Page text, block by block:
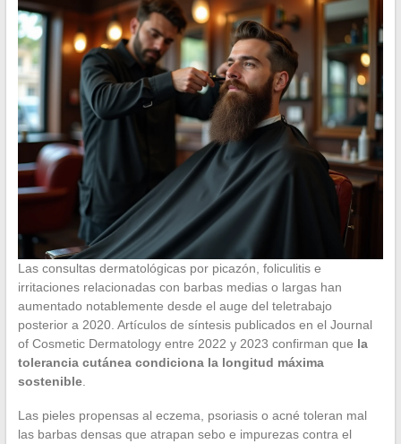
Las consultas dermatológicas por picazón, foliculitis e
irritaciones relacionadas con barbas medias o largas han
aumentado notablemente desde el auge del teletrabajo
posterior a 2020. Artículos de síntesis publicados en el Journal
of Cosmetic Dermatology entre 2022 y 2023 confirman que la
tolerancia cutánea condiciona la longitud máxima
sostenible.
Las pieles propensas al eczema, psoriasis o acné toleran mal
las barbas densas que atrapan sebo e impurezas contra el